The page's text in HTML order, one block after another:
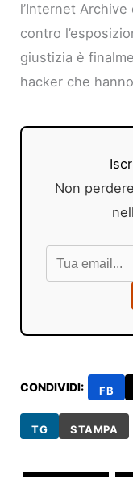
l’Internet
contro
giustizia è
hacker che
Non
CONDIVIDI: FB
TG STAMPA